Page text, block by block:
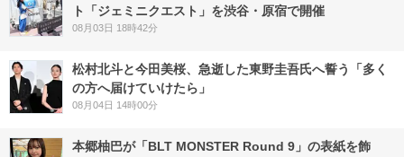
ト「ジェミニクエスト」を渋谷・原宿で開催
08月03日 18時42分
松村北斗と今田美桜、急逝した東野圭吾氏へ誓う「多く
の方へ届けていけたら」
08月04日 14時00分
本郷柚巴が「BLT MONSTER Round 9」の表紙を飾